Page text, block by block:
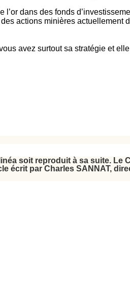
dans des fonds
actions minières actuellement
avez surtout sa stratégie et
soit reproduit à sa suite. Le
écrit par Charles SANNAT,